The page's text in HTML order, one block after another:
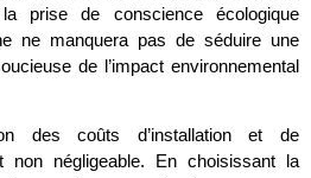
prise de conscience écologique
ne manquera pas de séduire une
de l’impact environnemental
des coûts d’installation et de
non négligeable. En choisissant la